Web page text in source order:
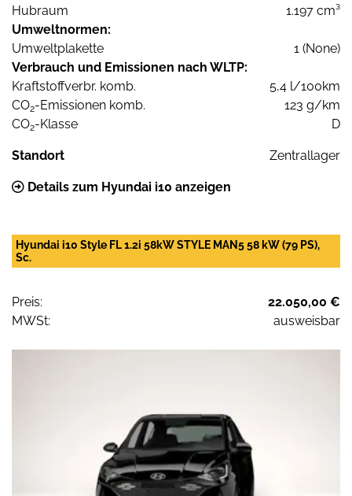
Hubraum
1.197 cm³
Umweltnormen:
Umweltplakette
1 (None)
Verbrauch und Emissionen nach WLTP:
Kraftstoffverbr. komb.
5,4 l/100km
CO2-Emissionen komb.
123 g/km
CO2-Klasse D
Standort Zentrallager
Details zum Hyundai i10 anzeigen
Hyundai i10 Style FL 1.2i 58kW STYLE MAN5 58 kW (79 PS),
Sc.
Preis:
22.050,00 €
MWSt:
ausweisbar